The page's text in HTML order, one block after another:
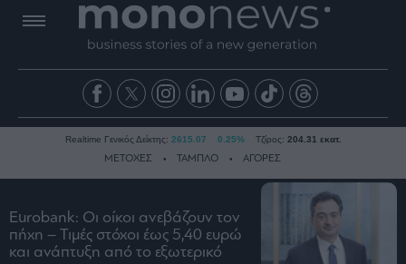
Ειδήσεις
Οικονομία
Realtime Γενικός Δείκτης: 2615.07 0.25% Τζίρος: 204.31 εκατ.
ΜΕΤΟΧΕΣ ΤΑΜΠΛΟ ΑΓΟΡΕΣ
Eurobank: Οι οίκοι ανεβάζουν τον
πήχη – Τιμές στόχοι έως 5,40 ευρώ
και ανάπτυξη από το εξωτερικό